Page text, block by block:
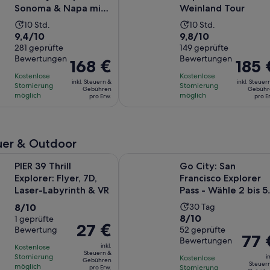
Sonoma & Napa mit
optionalem Gourmet
Lu...
Die
Aktivität
dauert
10
Stunden
10 Std.
9.4
von
10,
basierend
auf
281
9,4/10
281 geprüfte
Bewertungen
Kostenlose
Stornierung
möglich
Der
Preis
beträgt
168 €
168 €
inkl. Steuern &
Gebühren
pro Erw.
Weinland Tour
Die
Aktivität
dauert
10
Stunden
10 Std.
9.8
von
10,
basierend
auf
149
9,8/10
149 geprüfte
Bewertungen
Kostenlose
Stornierung
möglich
Der
Preis
beträgt
185 €
185
inkl.
pro
& Outdoor
PIER 39 Thrill
Explorer: Flyer, 7D,
Laser-Labyrinth & VR
8.0
von
10,
basierend
auf
8/10
1 geprüfte
Bewertung
Kostenlose
Stornierung
möglich
Der
Preis
beträgt
27 €
27 €
inkl.
Steuern &
Gebühren
pro Erw.
Go City: San
Francisco Explorer
Pass - Wähle 2 bis 5
Attraktionen
Die
Aktivität
dauert
30 Tage
30 Tag
8.0
von
10,
basierend
8/10
52 geprüfte
Bewertungen
Kostenlose
Stornierung
Der
Preis
77